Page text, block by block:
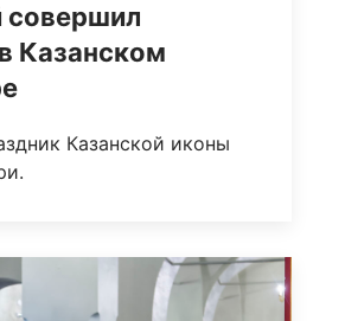
Казанском
Казанской иконы